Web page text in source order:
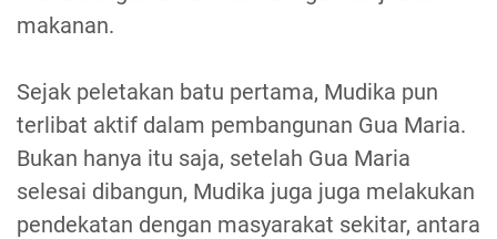
makanan.
Sejak peletakan batu pertama, Mudika pun
terlibat aktif dalam pembangunan Gua Maria.
Bukan hanya itu saja, setelah Gua Maria
selesai dibangun, Mudika juga juga melakukan
pendekatan dengan masyarakat sekitar, antara